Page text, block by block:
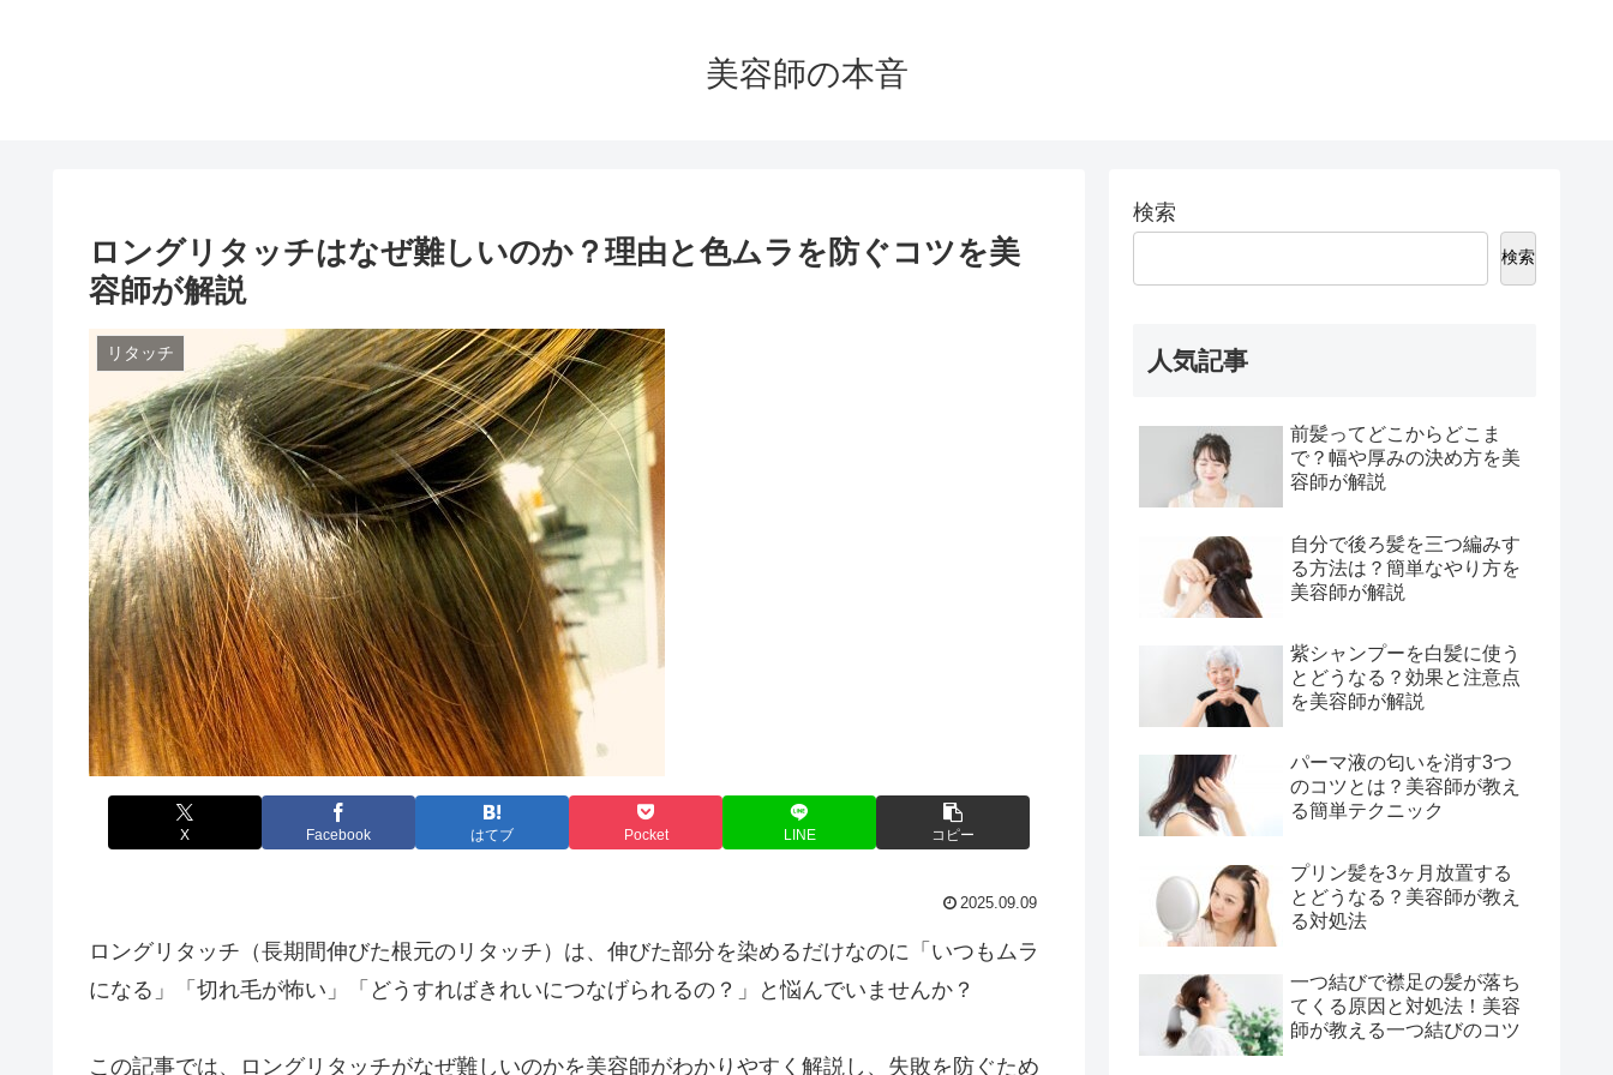
美容師の本音
ロングリタッチはなぜ難しいのか？理由と色ムラを防ぐコツを美
容師が解説
リタッチ
X Facebook はてブ Pocket LINE コピー
2025.09.09
ロングリタッチ（長期間伸びた根元のリタッチ）は、伸びた部分を染めるだけなのに「いつもムラ
になる」「切れ毛が怖い」「どうすればきれいにつなげられるの？」と悩んでいませんか？
この記事では、ロングリタッチがなぜ難しいのかを美容師がわかりやすく解説し、失敗を防ぐため
検索
検索
人気記事
前髪ってどこからどこま
で？幅や厚みの決め方を美
容師が解説
自分で後ろ髪を三つ編みす
る方法は？簡単なやり方を
美容師が解説
紫シャンプーを白髪に使う
とどうなる？効果と注意点
を美容師が解説
パーマ液の匂いを消す3つ
のコツとは？美容師が教え
る簡単テクニック
プリン髪を3ヶ月放置する
とどうなる？美容師が教え
る対処法
一つ結びで襟足の髪が落ち
てくる原因と対処法！美容
師が教える一つ結びのコツ